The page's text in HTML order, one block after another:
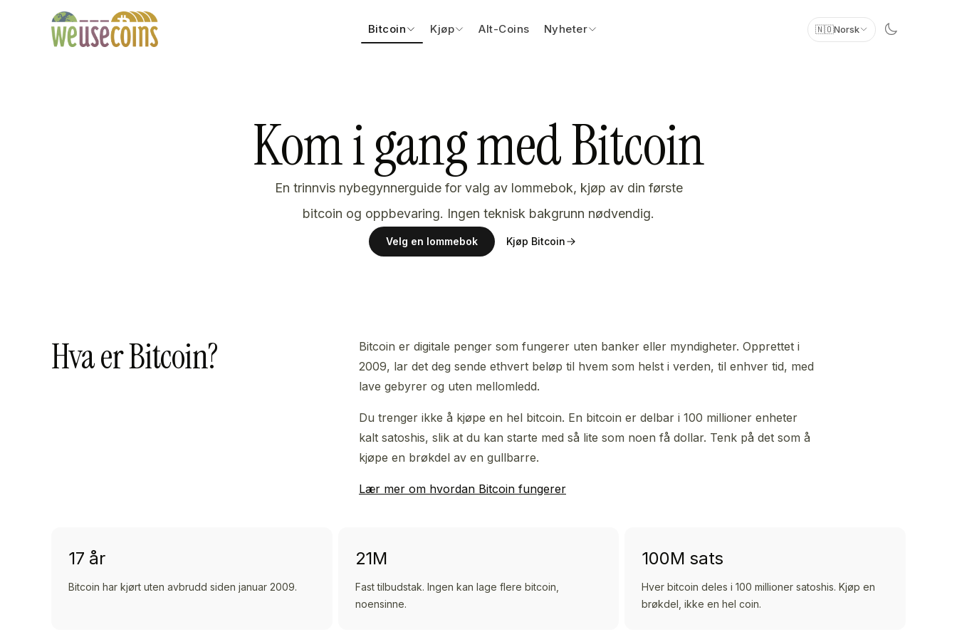
Bitcoin Kjøp Alt-Coins Nyheter 🇳🇴Norsk
Kom i gang med Bitcoin
En trinnvis nybegynnerguide for valg av lommebok, kjøp av din første
bitcoin og oppbevaring. Ingen teknisk bakgrunn nødvendig.
Velg en lommebok Kjøp Bitcoin
Hva er Bitcoin?
Bitcoin er digitale penger som fungerer uten banker eller myndigheter. Opprettet i
2009, lar det deg sende ethvert beløp til hvem som helst i verden, til enhver tid, med
lave gebyrer og uten mellomledd.
Du trenger ikke å kjøpe en hel bitcoin. En bitcoin er delbar i 100 millioner enheter
kalt satoshis, slik at du kan starte med så lite som noen få dollar. Tenk på det som å
kjøpe en brøkdel av en gullbarre.
Lær mer om hvordan Bitcoin fungerer
17 år
Bitcoin har kjørt uten avbrudd siden januar 2009.
21M
Fast tilbudstak. Ingen kan lage flere bitcoin,
noensinne.
100M sats
Hver bitcoin deles i 100 millioner satoshis. Kjøp en
brøkdel, ikke en hel coin.